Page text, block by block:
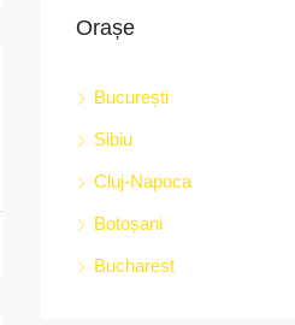
Orașe
București
Sibiu
Cluj-Napoca
Botoșani
Bucharest